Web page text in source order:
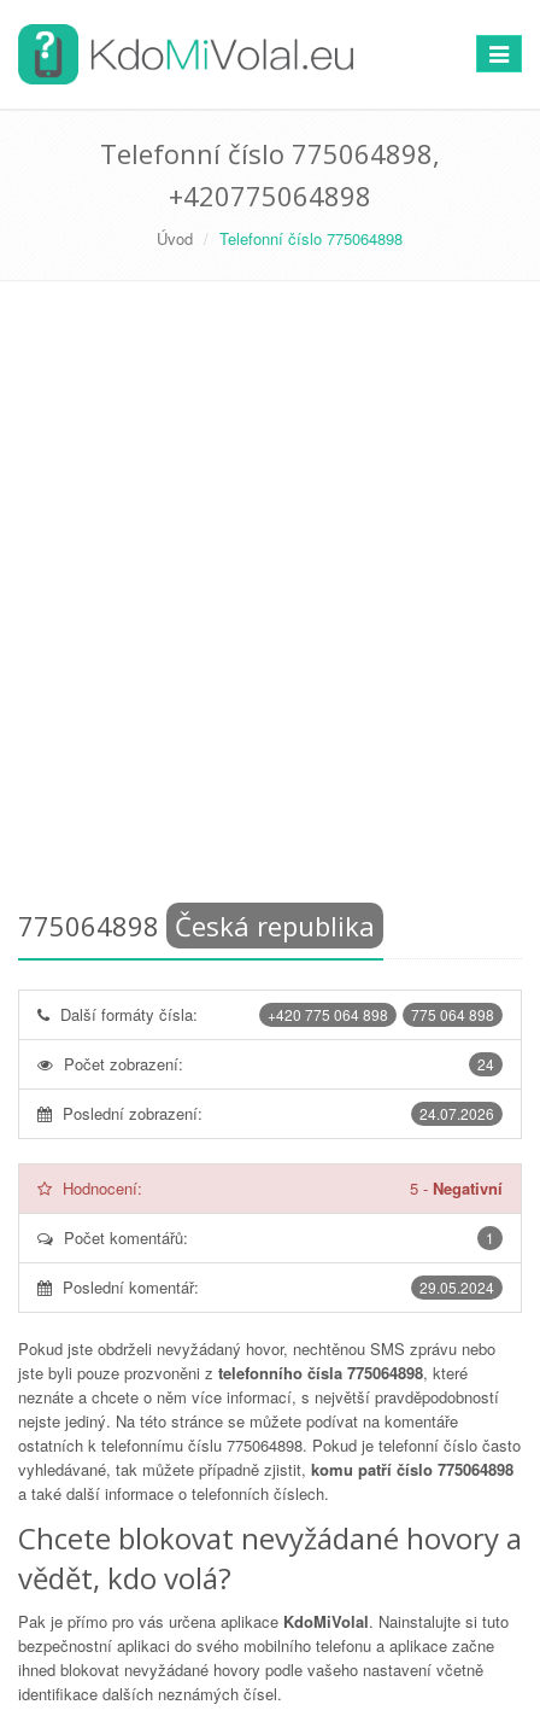
Telefonní číslo 775064898,
+420775064898
Úvod Telefonní číslo 775064898
775064898 Česká republika
775 064 898
+420 775 064 898
Další formáty čísla:
24
Počet zobrazení:
24.07.2026
Poslední zobrazení:
Hodnocení: 5 - Negativní
1
Počet komentářů:
29.05.2024
Poslední komentář:
Pokud jste obdrželi nevyžádaný hovor, nechtěnou SMS zprávu nebo
jste byli pouze prozvoněni z telefonního čísla 775064898, které
neznáte a chcete o něm více informací, s největší pravděpodobností
nejste jediný. Na této stránce se můžete podívat na komentáře
ostatních k telefonnímu číslu 775064898. Pokud je telefonní číslo často
vyhledávané, tak můžete případně zjistit, komu patří číslo 775064898
a také další informace o telefonních číslech.
Chcete blokovat nevyžádané hovory a
vědět, kdo volá?
Pak je přímo pro vás určena aplikace KdoMiVolal. Nainstalujte si tuto
bezpečnostní aplikaci do svého mobilního telefonu a aplikace začne
ihned blokovat nevyžádané hovory podle vašeho nastavení včetně
identifikace dalších neznámých čísel.